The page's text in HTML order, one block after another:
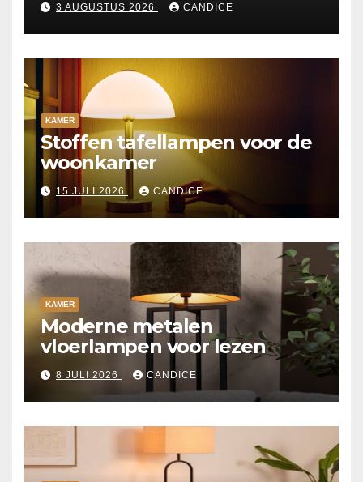
3 AUGUSTUS 2026 CANDICE
KAMER
Stoffen tafellampen voor de
woonkamer
15 JULI 2026 CANDICE
KAMER
Moderne metalen
vloerlampen voor lezen
8 JULI 2026 CANDICE